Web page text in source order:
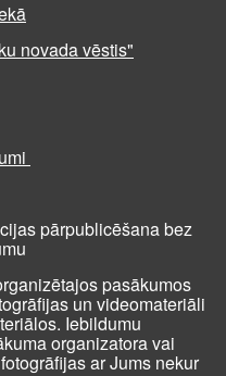
novada vēstis"
pārpublicēšana bez
pasākumos
un videomateriāli
Iebildumu
organizatora vai
ar Jums nekur